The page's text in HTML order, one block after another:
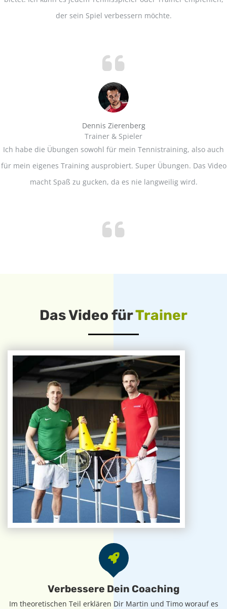
der sein Spiel verbessern möchte.
Dennis Zierenberg
Trainer & Spieler
Ich habe die Übungen sowohl für mein Tennistraining, also auch
für mein eigenes Training ausprobiert. Super Übungen. Das Video
macht Spaß zu gucken, da es nie langweilig wird.
Das Video fürTrainer
Verbessere Dein Coaching
Im theoretischen Teil erklären Dir Martin und Timo worauf es